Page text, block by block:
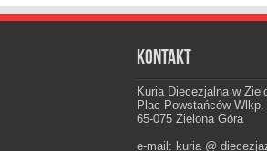
Kontakt
Kuria Diecezjalna w
Plac Powstańców Wlkp.
65-075 Zielona Góra
e-mail: kuria @